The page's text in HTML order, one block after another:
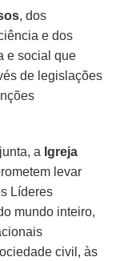
, dos
e dos
e social que
de legislações
a Igreja
levar
Líderes
mundo inteiro,
civil, às